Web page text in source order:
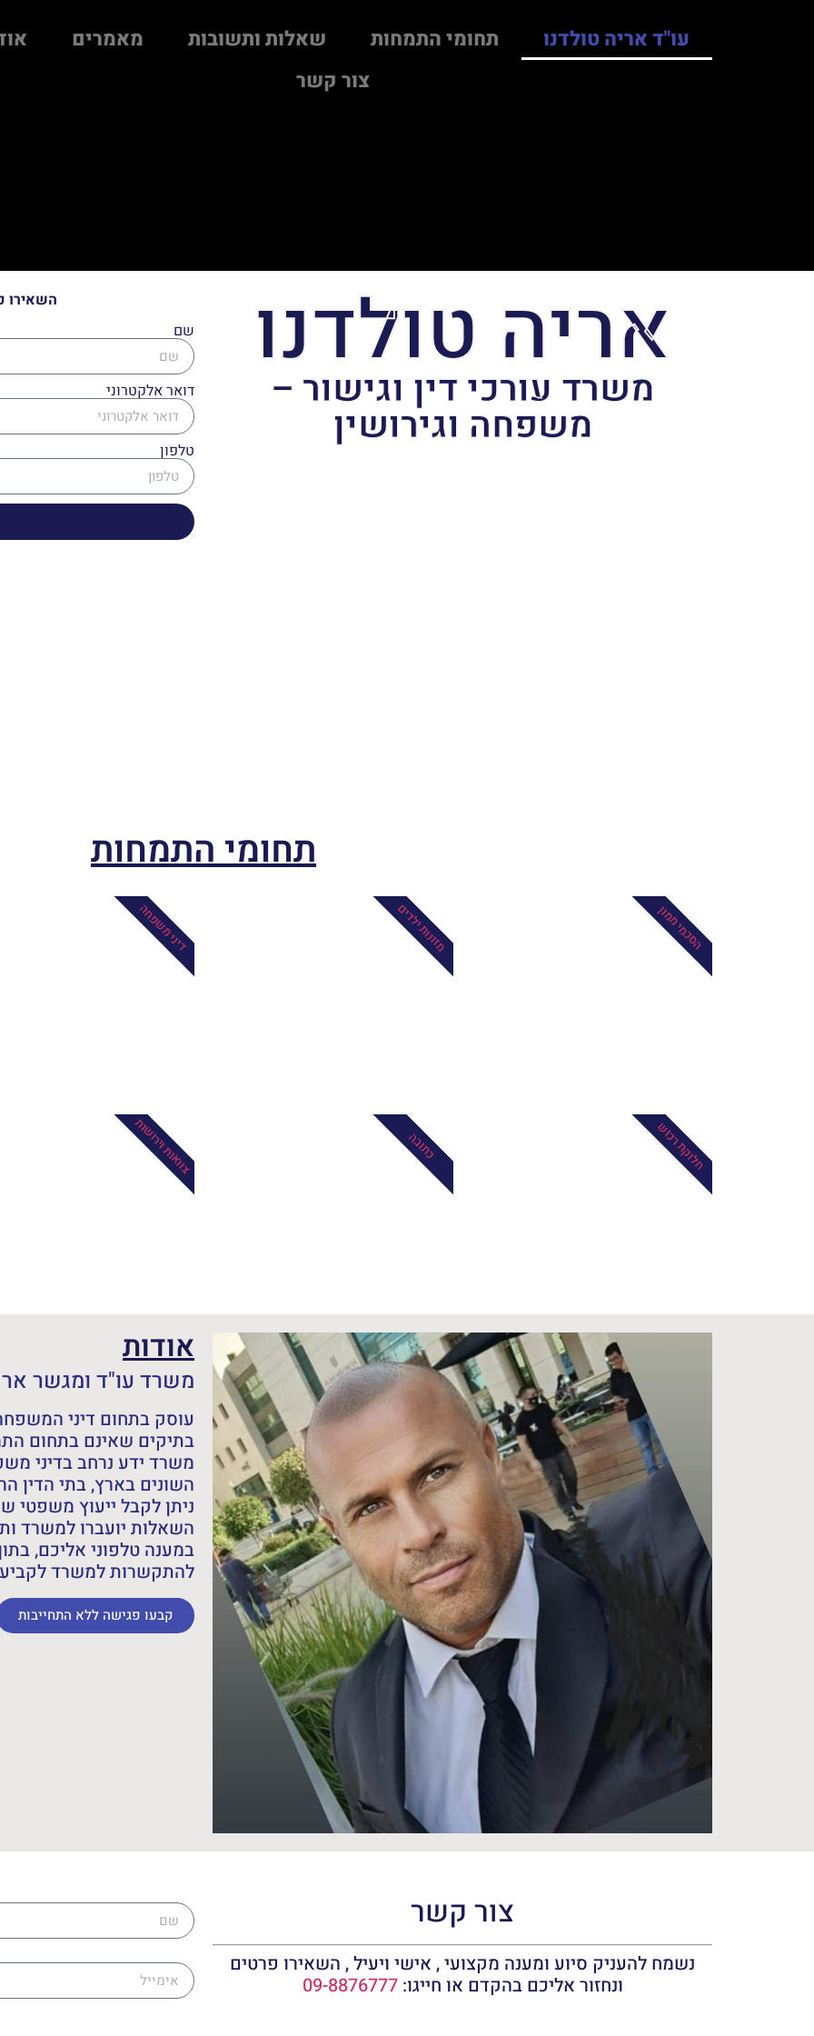
עו"ד אריה טולדנו תחומי התמחות שאלות ותשובות מאמרים
צור קשר
אריה טולדנו
משרד עורכי דין וגישור –
משפחה וגירושין
השאירו
שם
דואר אלקטרוני
טלפון
תחומי התמחות
הסכמי ממון מזונות ילדים דיני משפחה
חלוקת רכוש כתובה צוואות וירושות
אודות
משרד עו"ד ומגשר
עוסק בתחום דיני
בתיקים שאינם בתחום
משרד ידע נרחב בדיני
השונים בארץ, בתי הדין
ניתן לקבל ייעוץ
השאלות יועברו למשרד
במענה טלפוני אליכם,
להתקשרות למשרד
קבעו פגישה ללא התחייבות
צור קשר
נשמח להעניק סיוע ומענה מקצועי , אישי ויעיל , השאירו פרטים
ונחזור אליכם בהקדם או חייגו:09-8876777